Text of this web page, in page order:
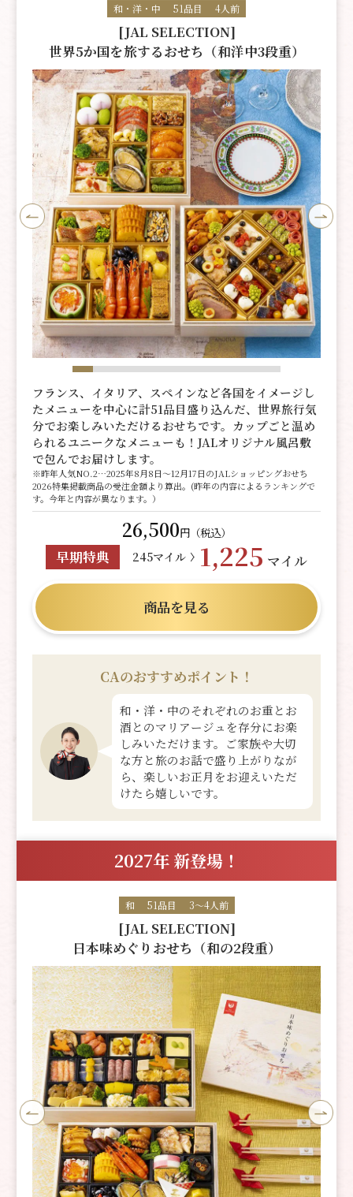
和・洋・中 51品目 4人前
[JAL SELECTION]
世界5か国を旅するおせち（和洋中3段重）
フランス、イタリア、スペインなど各国をイメージし
たメニューを中心に計51品目盛り込んだ、世界旅行気
分でお楽しみいただけるおせちです。カップごと温め
られるユニークなメニューも！JALオリジナル風呂敷
で包んでお届けします。
※昨年人気NO.2…2025年8月8日～12月17日のJALショッピングおせち
2026特集掲載商品の受注金額より算出。(昨年の内容によるランキングで
す。今年と内容が異なります。）
26,500円（税込）
早期特典 245マイル 1,225 マイル
商品を見る
CAのおすすめポイント！
和・洋・中のそれぞれのお重とお
酒とのマリアージュを存分にお楽
しみいただけます。ご家族や大切
な方と旅のお話で盛り上がりなが
ら、楽しいお正月をお迎えいただ
けたら嬉しいです。
2027年 新登場！
和 51品目 3～4人前
[JAL SELECTION]
日本味めぐりおせち（和の2段重）